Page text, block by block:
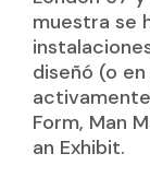
muestra se
diseñó (o
Form, Man
an Exhibit.